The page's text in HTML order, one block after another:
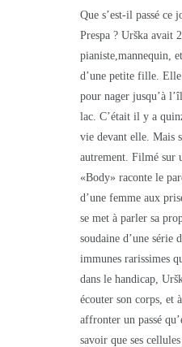
Que s’est-il passé ce
Prespa ? Urška avait
pianiste,mannequin,
d’une petite fille. Elle
pour nager jusqu’à
lac. C’était il y a
vie devant elle. Mais
autrement. Filmé sur
«Body» raconte le
d’une femme aux
se met à parler sa
soudaine d’une série
immunes rarissimes
dans le handicap,
écouter son corps, et
affronter un passé
savoir que ses